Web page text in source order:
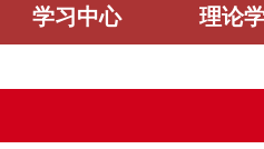
学习中心 理论